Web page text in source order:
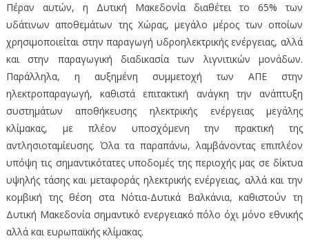
Πέραν αυτών, η Δυτική Μακεδονία διαθέτει το 65% των
υδάτινων αποθεμάτων της Χώρας, μεγάλο μέρος των οποίων
χρησιμοποιείται στην παραγωγή υδροηλεκτρικής ενέργειας, αλλά
και στην παραγωγική διαδικασία των λιγνιτικών μονάδων.
Παράλληλα, η αυξημένη συμμετοχή των ΑΠΕ στην
ηλεκτροπαραγωγή, καθιστά επιτακτική ανάγκη την ανάπτυξη
συστημάτων αποθήκευσης ηλεκτρικής ενέργειας μεγάλης
κλίμακας, με πλέον υποσχόμενη την πρακτική της
αντλησιοταμίευσης. Όλα τα παραπάνω, λαμβάνοντας επιπλέον
υπόψη τις σημαντικότατες υποδομές της περιοχής μας σε δίκτυα
υψηλής τάσης και μεταφοράς ηλεκτρικής ενέργειας, αλλά και την
κομβική της θέση στα Νότια-Δυτικά Βαλκάνια, καθιστούν τη
Δυτική Μακεδονία σημαντικό ενεργειακό πόλο όχι μόνο εθνικής
αλλά και ευρωπαϊκής κλίμακας.